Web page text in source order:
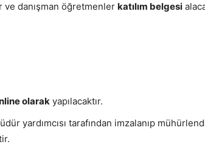
ve danışman öğretmenler katılım belgesi
olarak yapılacaktır.
yardımcısı tarafından imzalanıp